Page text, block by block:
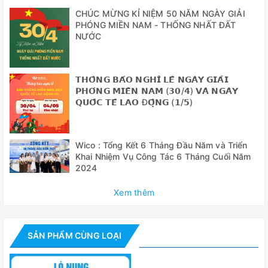
✅Tích hợp bộ điều khiển lập trình.
✅Hệ thống cung cấp sự đồng nhất nhiệt độ cao, có khả
năng cách nhiệt hiệu quả về năng lượng và mang lại bầu
không khí siêu tinh khiết để xử lý vật liệu với mức tiêu thụ
khí tối thiểu.
✅Tính năng an toàn:
+ Tính năng tự động cài đặt lại quá trình sau khi mất nguồn
+ Bảo vệ quá nhiệt độ
Thông số kỹ thuật
Dung tích 6.2 lít
Nhiệt độ tối đa 1700 độ C
CHÚC MỪNG KỈ NIỆM 50 NĂM NGÀY GIẢI
PHÓNG MIỀN NAM - THỐNG NHẤT ĐẤT
NƯỚC
𝗧𝗛𝗢̂𝗡𝗚 𝗕𝗔́𝗢 𝗡𝗚𝗛𝗜̉ 𝗟𝗘̂̃ 𝗡𝗚𝗔̀𝗬 𝗚𝗜𝗔̉𝗜
𝗣𝗛𝗢́𝗡𝗚 𝗠𝗜𝗘̂̀𝗡 𝗡𝗔𝗠 (𝟯𝟬/𝟰) 𝗩𝗔̀ 𝗡𝗚𝗔̀𝗬
𝗤𝗨𝗢̂́𝗖 𝗧𝗘̂́ 𝗟𝗔𝗢 Đ𝗢̣̂𝗡𝗚 (𝟭/𝟱)
Wico : Tổng Kết 6 Tháng Đầu Năm và Triển
Khai Nhiệm Vụ Công Tác 6 Tháng Cuối Năm
2024
Xem thêm
SẢN PHẨM CÙNG LOẠI